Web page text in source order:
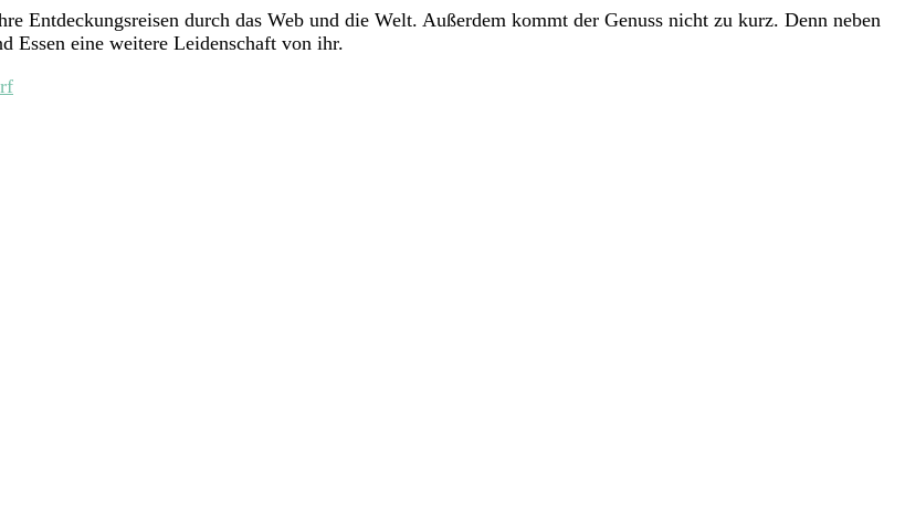
Entdeckungsreisen durch das Web und die Welt. Außerdem kommt der Genuss nicht zu kurz. Denn neben
Essen eine weitere Leidenschaft von ihr.